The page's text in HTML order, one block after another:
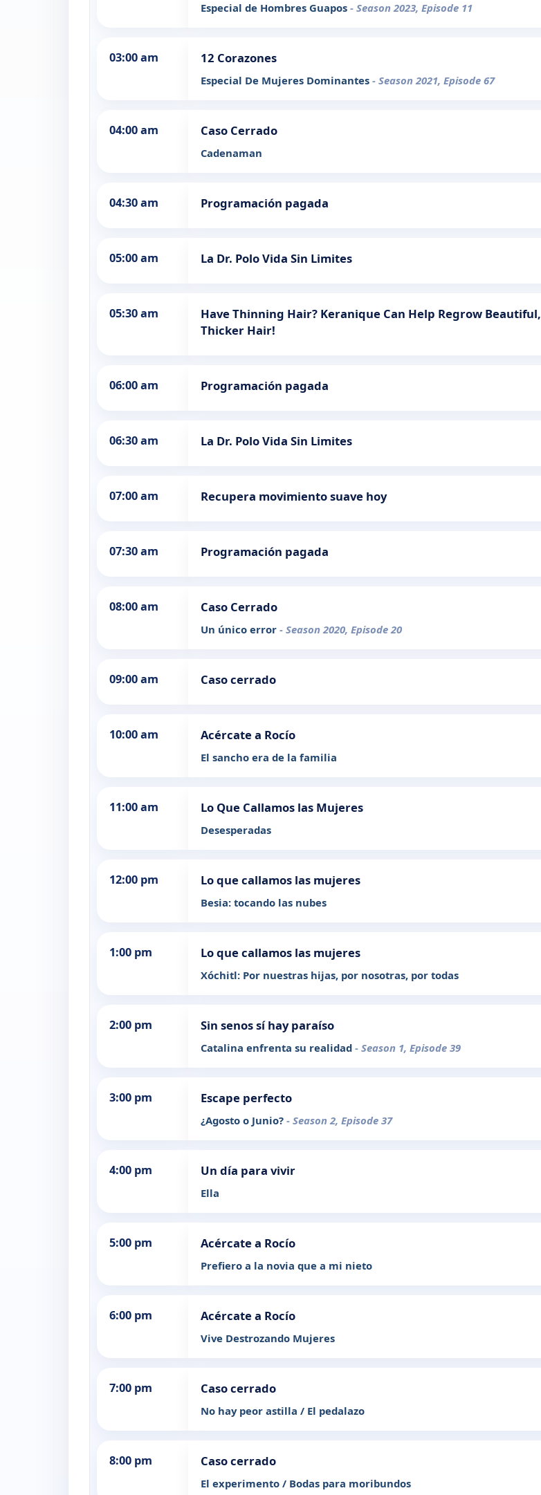
Especial de Hombres Guapos - Season 2023, Episode 11
03:00 am 12 Corazones
Especial De Mujeres Dominantes - Season 2021, Episode 67
04:00 am Caso Cerrado
Cadenaman
04:30 am Programación pagada
05:00 am La Dr. Polo Vida Sin Limites
05:30 am
Have Thinning Hair? Keranique Can Help Regrow Beautiful,
Thicker Hair!
06:00 am Programación pagada
06:30 am La Dr. Polo Vida Sin Limites
07:00 am Recupera movimiento suave hoy
07:30 am Programación pagada
08:00 am Caso Cerrado
Un único error - Season 2020, Episode 20
09:00 am Caso cerrado
10:00 am Acércate a Rocío
El sancho era de la familia
11:00 am Lo Que Callamos las Mujeres
Desesperadas
12:00 pm Lo que callamos las mujeres
Besia: tocando las nubes
1:00 pm Lo que callamos las mujeres
Xóchitl: Por nuestras hijas, por nosotras, por todas
2:00 pm Sin senos sí hay paraíso
Catalina enfrenta su realidad - Season 1, Episode 39
3:00 pm Escape perfecto
¿Agosto o Junio? - Season 2, Episode 37
4:00 pm Un día para vivir
Ella
5:00 pm Acércate a Rocío
Prefiero a la novia que a mi nieto
6:00 pm Acércate a Rocío
Vive Destrozando Mujeres
7:00 pm Caso cerrado
No hay peor astilla / El pedalazo
8:00 pm Caso cerrado
El experimento / Bodas para moribundos